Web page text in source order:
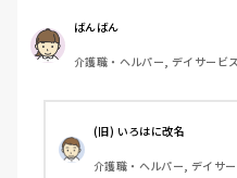
表面上ではトラブルにはなっ
利用者同士で陰で悪口やスタ
なかなかダークな感じです
いざこざってごさいますか
ばんばん
介護職・ヘルパー, デイサービス
(旧) いろはに改名
介護職・ヘルパー, デイサ